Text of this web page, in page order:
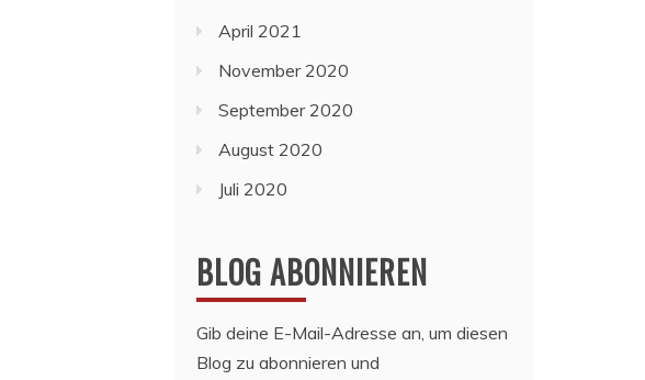
April 2021
November 2020
September 2020
August 2020
Juli 2020
BLOG ABONNIEREN
Gib deine E-Mail-Adresse an, um diesen
Blog zu abonnieren und